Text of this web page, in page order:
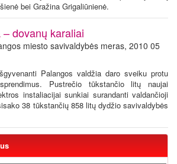
bei Gražina Grigaliūnienė.
dovanų karaliai
miesto savivaldybės meras, 2010 05
Palangos valdžia daro sveiku protu
Pustrečio tūkstančio litų naujai
instaliacijai sunkiai surandanti valdančioji
38 tūkstančių 858 litų dydžio savivaldybės